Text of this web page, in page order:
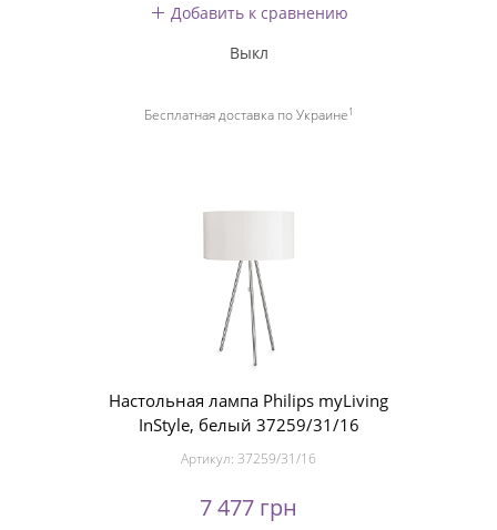
Добавить к сравнению
Выкл
Бесплатная доставка по Украине1
Настольная лампа Philips myLiving
InStyle, белый 37259/31/16
Артикул: 37259/31/16
7 477 грн